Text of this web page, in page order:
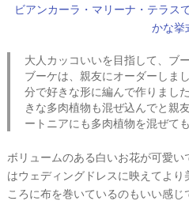
ビアンカーラ・マリーナ・テラス
かな挙
大人カッコいいを目指して、ブ
ブーケは、親友にオーダーしま
分で好きな形に編んで作りまし
きな多肉植物も混ぜ込んでと親
ートニアにも多肉植物を混ぜて
ボリュームのある白いお花が可愛
はウェディングドレスに映えてよ
ころに布を巻いているのもいい感じ